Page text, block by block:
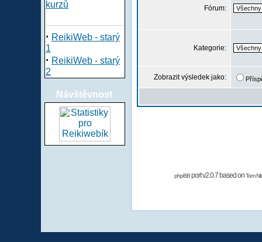
kurzů
· ReikiWeb - starý
1
· ReikiWeb - starý
2
Návštěvnost
Fórum:
Kategorie:
Zobrazit výsledek jako:
phpBBport v2.0.7 based onTom